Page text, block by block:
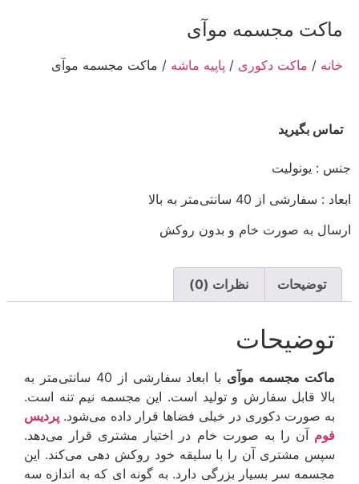
ماکت مجسمه موآی
خانه / ماکت دکوری / پاپیه ماشه / ماکت مجسمه موآی
تماس بگیرید
جنس : یونولیت
ابعاد : سفارشی از 40 سانتی‌متر به بالا
ارسال به صورت خام و بدون روکش
توضیحات نظرات (0)
توضیحات
ماکت مجسمه موآی
با ابعاد سفارشی از 40 سانتی‌متر به
بالا قابل سفارش و تولید است. این مجسمه نیم تنه است.
به صورت دکوری در خیلی فضاها قرار داده می‌شود. پردیس
فوم آن را به صورت خام در اختیار مشتری قرار می‌دهد.
سپس مشتری آن را با سلیقه خود روکش دهی می‌کند. این
مجسمه سر بسیار بزرگی دارد. به گونه ای که به اندازه سه